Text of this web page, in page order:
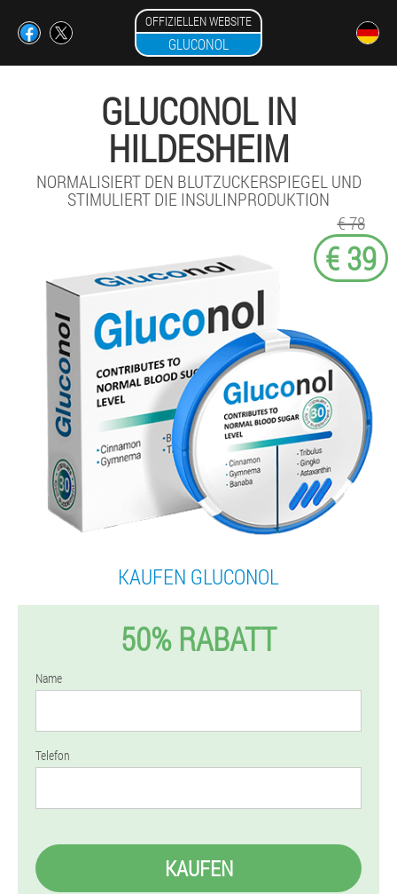
OFFIZIELLEN WEBSITE
GLUCONOL
GLUCONOL IN
HILDESHEIM
NORMALISIERT DEN BLUTZUCKERSPIEGEL UND
STIMULIERT DIE INSULINPRODUKTION
€ 78
€ 39
KAUFEN GLUCONOL
50% RABATT
Name
Telefon
KAUFEN